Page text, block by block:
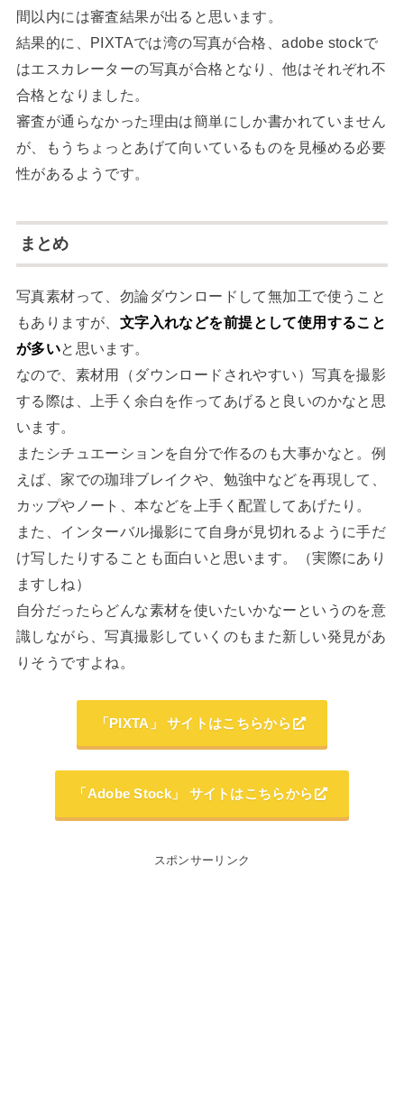
間以内には審査結果が出ると思います。
結果的に、PIXTAでは湾の写真が合格、adobe stockで
はエスカレーターの写真が合格となり、他はそれぞれ不
合格となりました。
審査が通らなかった理由は簡単にしか書かれていません
が、もうちょっとあげて向いているものを見極める必要
性があるようです。
まとめ
写真素材って、勿論ダウンロードして無加工で使うこと
もありますが、 文字入れなどを前提として使用すること
が多いと思います。
なので、素材用（ダウンロードされやすい）写真を撮影
する際は、上手く余白を作ってあげると良いのかなと思
います。
またシチュエーションを自分で作るのも大事かなと。例
えば、家での珈琲ブレイクや、勉強中などを再現して、
カップやノート、本などを上手く配置してあげたり。
また、インターバル撮影にて自身が見切れるように手だ
け写したりすることも面白いと思います。（実際にあり
ますしね）
自分だったらどんな素材を使いたいかなーというのを意
識しながら、写真撮影していくのもまた新しい発見があ
りそうですよね。
「PIXTA」 サイトはこちらから
「Adobe Stock」 サイトはこちらから
スポンサーリンク